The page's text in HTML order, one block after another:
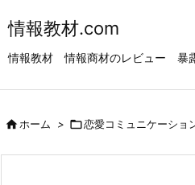
情報教材.com
情報教材 情報商材のレビュー 暴
ホーム > 恋愛コミュニケーショ